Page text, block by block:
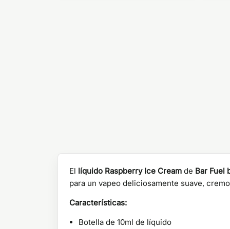
El líquido Raspberry Ice Cream de Bar Fuel
para un vapeo deliciosamente suave,
Características:
Botella de 10ml de líquido